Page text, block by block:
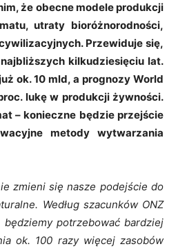
że obecne modele produkcji
utraty bioróżnorodności,
Przewiduje się,
kilkudziesięciu lat.
ok. 10 mld, a prognozy World
lukę w produkcji żywności.
– konieczne będzie przejście
metody wytwarzania
zmieni się nasze podejście do
Według szacunków ONZ
potrzebować bardziej
ok. 100 razy więcej zasobów